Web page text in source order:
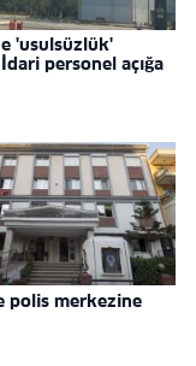
'usulsüzlük'
personel açığa
polis merkezine